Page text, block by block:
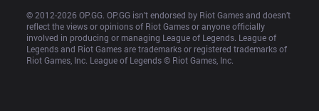
© 2012-2026 OP.GG. OP.GG isn’t endorsed by Riot Games and doesn’t
reflect the views or opinions of Riot Games or anyone officially
involved in producing or managing League of Legends. League of
Legends and Riot Games are trademarks or registered trademarks of
Riot Games, Inc. League of Legends © Riot Games, Inc.